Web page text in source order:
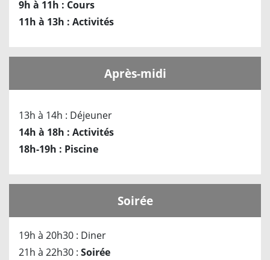
9h à 11h : Cours
11h à 13h : Activités
Après-midi
13h à 14h : Déjeuner
14h à 18h : Activités
18h-19h : Piscine
Soirée
19h à 20h30 : Diner
21h à 22h30 : Soirée